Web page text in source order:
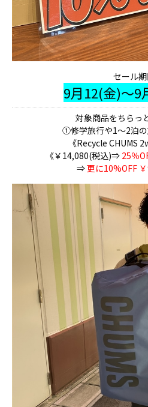
セール
9月12(金)～9
対象商品をちらっ
①修学旅行や1～2泊
《Recycle CHUMS
《￥14,080(税込)⇒ 25％
⇒更に10%OFF